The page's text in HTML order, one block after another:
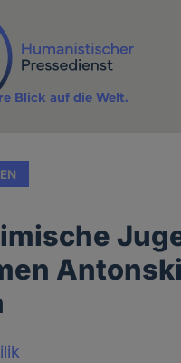
Blick auf die Welt.